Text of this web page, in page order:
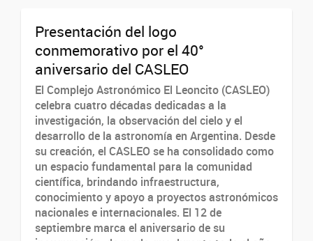
Presentación del logo
conmemorativo por el 40°
aniversario del CASLEO
El Complejo Astronómico El Leoncito (CASLEO)
celebra cuatro décadas dedicadas a la
investigación, la observación del cielo y el
desarrollo de la astronomía en Argentina. Desde
su creación, el CASLEO se ha consolidado como
un espacio fundamental para la comunidad
científica, brindando infraestructura,
conocimiento y apoyo a proyectos astronómicos
nacionales e internacionales. El 12 de
septiembre marca el aniversario de su